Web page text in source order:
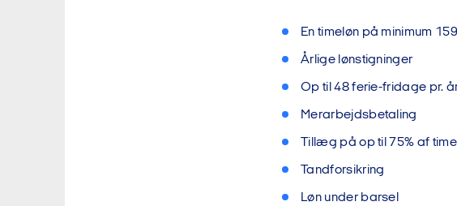
En timeløn på minimum
Årlige lønstigninger
Op til 48 ferie-fridage pr.
Merarbejdsbetaling
Tillæg på op til 75% af
Tandforsikring
Løn under barsel